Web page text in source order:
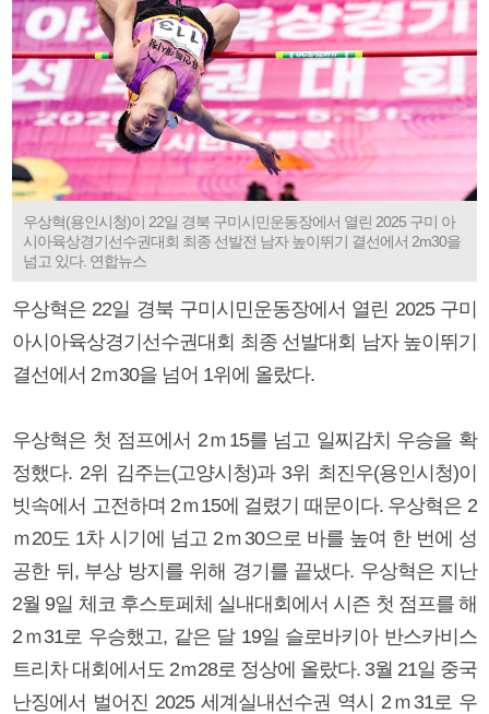
우상혁(용인시청)이 22일 경북 구미시민운동장에서 열린 2025 구미 아
시아육상경기선수권대회 최종 선발전 남자 높이뛰기 결선에서 2m30을
넘고 있다. 연합뉴스
우상혁은 22일 경북 구미시민운동장에서 열린 2025 구미
아시아육상경기선수권대회 최종 선발대회 남자 높이뛰기
결선에서 2ｍ30을 넘어 1위에 올랐다.
우상혁은 첫 점프에서 2ｍ15를 넘고 일찌감치 우승을 확
정했다. 2위 김주는(고양시청)과 3위 최진우(용인시청)이
빗속에서 고전하며 2ｍ15에 걸렸기 때문이다. 우상혁은 2
ｍ20도 1차 시기에 넘고 2ｍ30으로 바를 높여 한 번에 성
공한 뒤, 부상 방지를 위해 경기를 끝냈다. 우상혁은 지난
2월 9일 체코 후스토페체 실내대회에서 시즌 첫 점프를 해
2ｍ31로 우승했고, 같은 달 19일 슬로바키아 반스카비스
트리차 대회에서도 2ｍ28로 정상에 올랐다. 3월 21일 중국
난징에서 벌어진 2025 세계실내선수권 역시 2ｍ31로 우